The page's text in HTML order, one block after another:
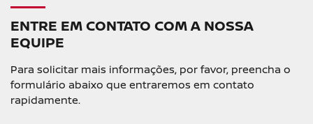
ENTRE EM CONTATO COM A NOSSA
EQUIPE
Para solicitar mais informações, por favor, preencha o
formulário abaixo que entraremos em contato
rapidamente.